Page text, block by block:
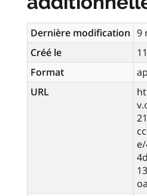
Dernière modification 9
Créé le
Format
URL